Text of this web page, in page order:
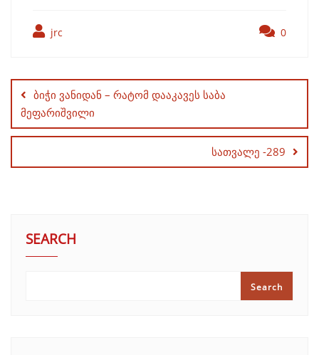
jrc 0
navigation
ბიჭი ვანიდან – რატომ დააკავეს საბა
მეფარიშვილი
სათვალე -289
SEARCH
Search